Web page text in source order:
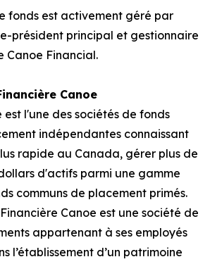
fonds est activement géré par
président principal et gestionnaire
Canoe Financial.
Canoe
est l'une des sociétés de fonds
indépendantes connaissant
rapide au Canada, gérer plus de
d'actifs parmi une gamme
communs de placement primés.
Canoe est une société de
appartenant à ses employés
l’établissement d’un patrimoine